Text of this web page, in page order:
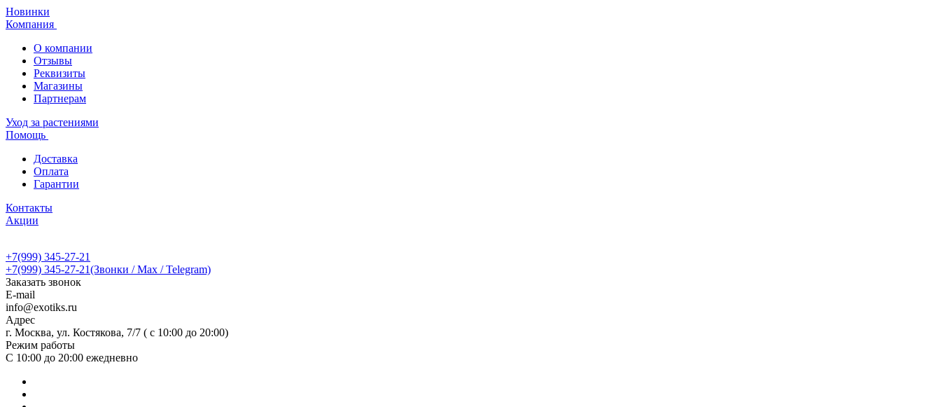
Новинки
Компания
О компании
Отзывы
Реквизиты
Магазины
Партнерам
Уход за растениями
Помощь
Доставка
Оплата
Гарантии
Контакты
Акции
+7(999) 345-27-21
+7(999) 345-27-21(Звонки / Max / Telegram)
Заказать звонок
E-mail
info@exotiks.ru
Адрес
г. Москва, ул. Костякова, 7/7 ( с 10:00 до 20:00)
Режим работы
С 10:00 до 20:00 ежедневно